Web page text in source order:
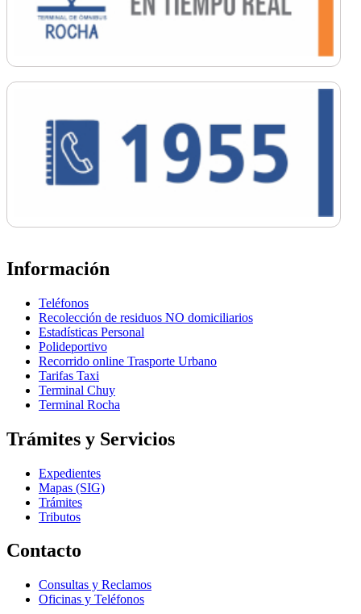
Información
Teléfonos
Recolección de residuos NO domiciliarios
Estadísticas Personal
Polideportivo
Recorrido online Trasporte Urbano
Tarifas Taxi
Terminal Chuy
Terminal Rocha
Trámites y Servicios
Expedientes
Mapas (SIG)
Trámites
Tributos
Contacto
Consultas y Reclamos
Oficinas y Teléfonos